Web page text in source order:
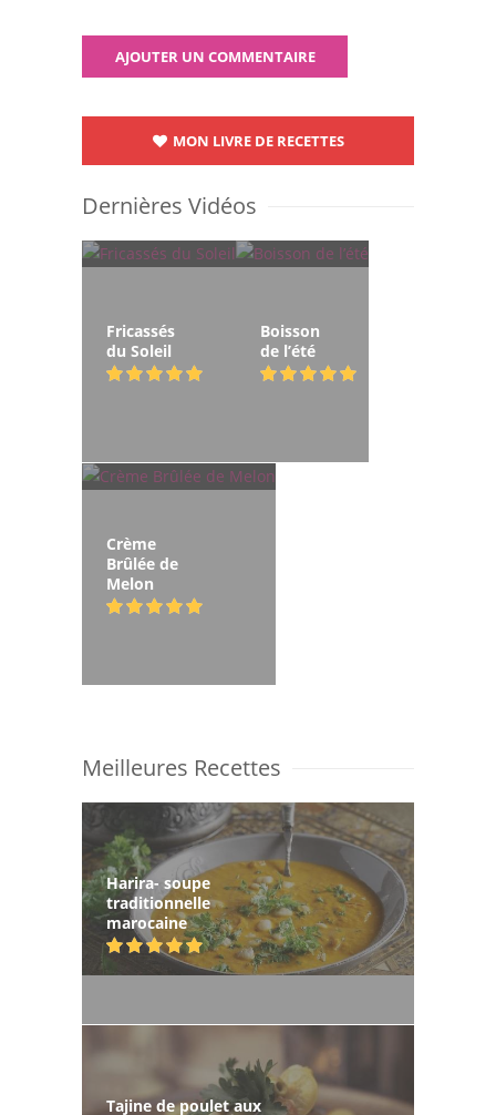
MON LIVRE DE RECETTES
Dernières Vidéos
Fricassés
du Soleil
Boisson
de l’été
Crème
Brûlée de
Melon
Meilleures Recettes
Harira- soupe
traditionnelle
marocaine
Tajine de poulet aux